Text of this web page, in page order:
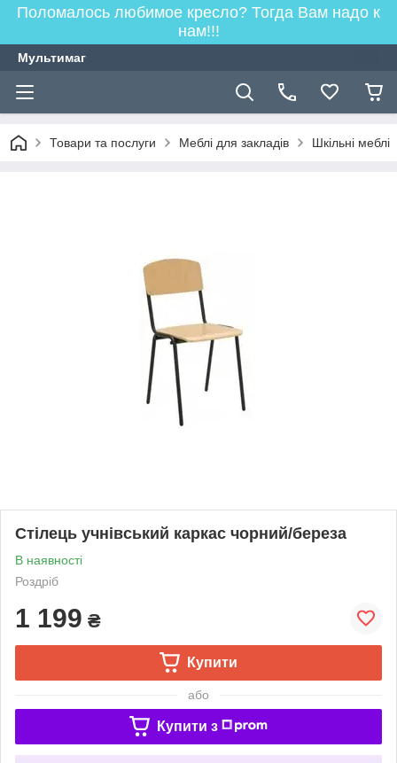
Поломалось любимое кресло? Тогда Вам надо к
нам!!!
Мультимаг
Товари та послуги Меблі для закладів Шкільні меблі
Стілець учнівський каркас чорний/береза
В наявності
Роздріб
1 199 ₴
Купити
або
Купити з